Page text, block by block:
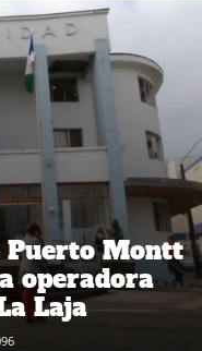
Puerto Montt
operadora
Laja